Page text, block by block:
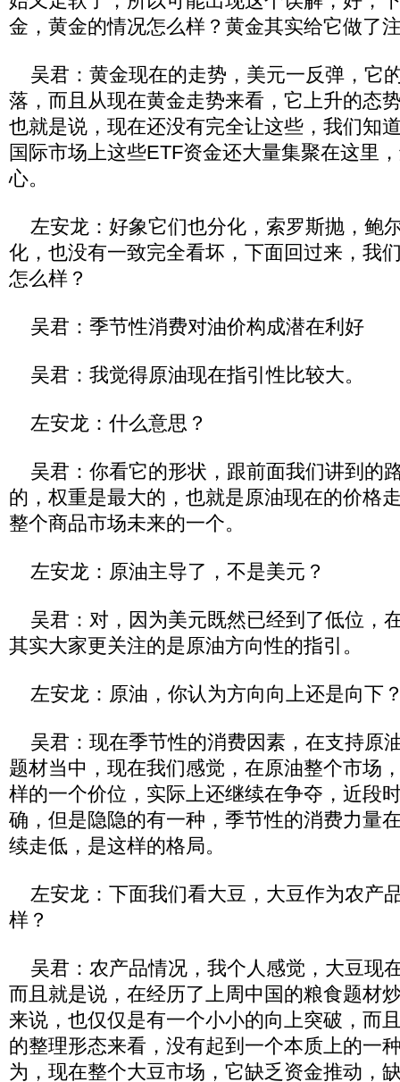
金，黄金的情况怎么样？黄金其实给它做了
吴君：黄金现在的走势，美元一反弹，它
落，而且从现在黄金走势来看，它上升的态
也就是说，现在还没有完全让这些，我们知
国际市场上这些ETF资金还大量集聚在这里
心。
左安龙：好象它们也分化，索罗斯抛，鲍
化，也没有一致完全看坏，下面回过来，我
怎么样？
吴君：季节性消费对油价构成潜在利好
吴君：我觉得原油现在指引性比较大。
左安龙：什么意思？
吴君：你看它的形状，跟前面我们讲到的
的，权重是最大的，也就是原油现在的价格
整个商品市场未来的一个。
左安龙：原油主导了，不是美元？
吴君：对，因为美元既然已经到了低位，
其实大家更关注的是原油方向性的指引。
左安龙：原油，你认为方向向上还是向下
吴君：现在季节性的消费因素，在支持原
题材当中，现在我们感觉，在原油整个市场
样的一个价位，实际上还继续在争夺，近段
确，但是隐隐的有一种，季节性的消费力量
续走低，是这样的格局。
左安龙：下面我们看大豆，大豆作为农产
样？
吴君：农产品情况，我个人感觉，大豆现
而且就是说，在经历了上周中国的粮食题材
来说，也仅仅是有一个小小的向上突破，而
的整理形态来看，没有起到一个本质上的一
为，现在整个大豆市场，它缺乏资金推动，